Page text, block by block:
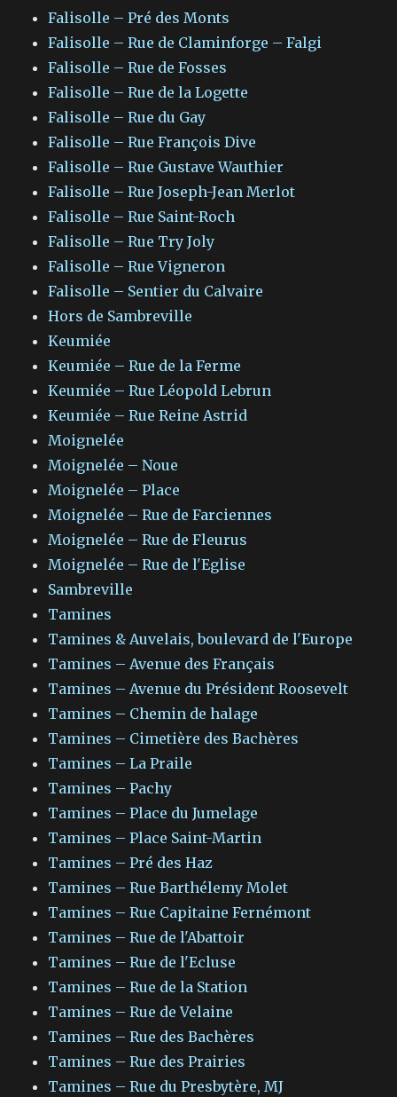
Falisolle – Pré des Monts
Falisolle – Rue de Claminforge – Falgi
Falisolle – Rue de Fosses
Falisolle – Rue de la Logette
Falisolle – Rue du Gay
Falisolle – Rue François Dive
Falisolle – Rue Gustave Wauthier
Falisolle – Rue Joseph-Jean Merlot
Falisolle – Rue Saint-Roch
Falisolle – Rue Try Joly
Falisolle – Rue Vigneron
Falisolle – Sentier du Calvaire
Hors de Sambreville
Keumiée
Keumiée – Rue de la Ferme
Keumiée – Rue Léopold Lebrun
Keumiée – Rue Reine Astrid
Moignelée
Moignelée – Noue
Moignelée – Place
Moignelée – Rue de Farciennes
Moignelée – Rue de Fleurus
Moignelée – Rue de l'Eglise
Sambreville
Tamines
Tamines & Auvelais, boulevard de l'Europe
Tamines – Avenue des Français
Tamines – Avenue du Président Roosevelt
Tamines – Chemin de halage
Tamines – Cimetière des Bachères
Tamines – La Praile
Tamines – Pachy
Tamines – Place du Jumelage
Tamines – Place Saint-Martin
Tamines – Pré des Haz
Tamines – Rue Barthélemy Molet
Tamines – Rue Capitaine Fernémont
Tamines – Rue de l'Abattoir
Tamines – Rue de l'Ecluse
Tamines – Rue de la Station
Tamines – Rue de Velaine
Tamines – Rue des Bachères
Tamines – Rue des Prairies
Tamines – Rue du Presbytère, MJ